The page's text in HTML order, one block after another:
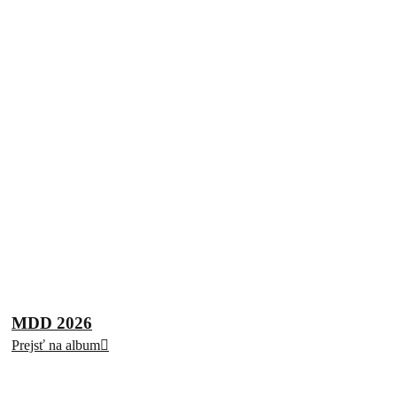
MDD 2026
Prejsť na album